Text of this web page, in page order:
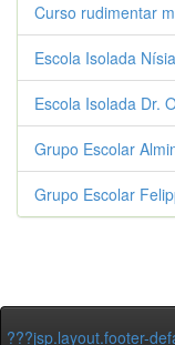
Curso rudimentar
Escola Isolada
Escola Isolada Dr.
Grupo Escolar
Grupo Escolar
???jsp.layout.footer-